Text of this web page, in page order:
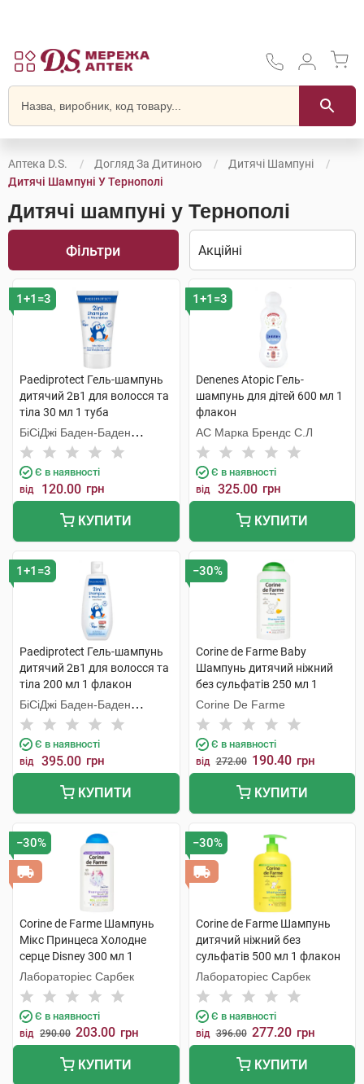
Аптека D.S. Догляд За Дитиною
Дитячі Шампуні
Дитячі Шампуні У Тернополі
Дитячі шампуні у Тернополі
Фільтри
1+1=3
Paediprotect Гель-шампунь
дитячий 2в1 для волосся та
тіла 30 мл 1 туба
БіСіДжі Баден-Баден
Косметікс Груп Гмбх
Є в наявності
від 120.00 грн
КУПИТИ
1+1=3
Denenes Atopic Гель-
шампунь для дітей 600 мл 1
флакон
АС Марка Брендс С.Л
Є в наявності
від 325.00 грн
КУПИТИ
1+1=3
Paediprotect Гель-шампунь
дитячий 2в1 для волосся та
тіла 200 мл 1 флакон
БіСіДжі Баден-Баден
Косметікс Груп Гмбх
Є в наявності
від 395.00 грн
КУПИТИ
−30%
Corine de Farme Baby
Шампунь дитячий ніжний
без сульфатів 250 мл 1
флакон
Corine De Farme
Є в наявності
від 272.00 190.40 грн
КУПИТИ
−30%
Corine de Farme Шампунь
Мікс Принцеса Холодне
серце Disney 300 мл 1
флакон
Лабораторіес Сарбек
Є в наявності
від 290.00 203.00 грн
КУПИТИ
−30%
Corine de Farme Шампунь
дитячий ніжний без
сульфатів 500 мл 1 флакон
Лабораторіес Сарбек
Є в наявності
від 396.00 277.20 грн
КУПИТИ